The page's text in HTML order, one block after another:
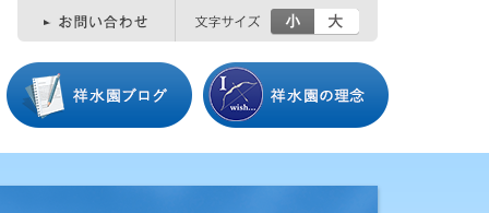
小